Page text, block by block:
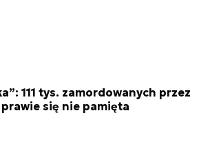
111 tys. zamordowanych przez
się nie pamięta